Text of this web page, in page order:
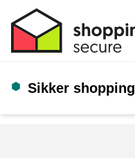
Sikker shopping